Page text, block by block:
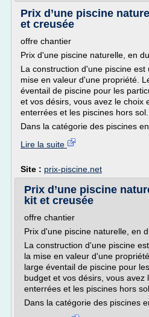
Prix d’une piscine
et creusée
offre chantier
Prix d'une piscine naturelle, en
La construction d'une piscine
mise en valeur d'une propriété.
éventail de piscine pour les
et vos désirs, vous avez le choix
enterrées et les piscines hors sol.
Dans la catégorie des piscines
Lire la suite
Site : prix-piscine.net
Prix d’une piscine
kit et creusée
offre chantier
Prix d'une piscine naturelle, en
La construction d'une piscine
la mise en valeur d'une
large éventail de piscine pour
budget et vos désirs, vous avez
enterrées et les piscines hors sol.
Dans la catégorie des piscines